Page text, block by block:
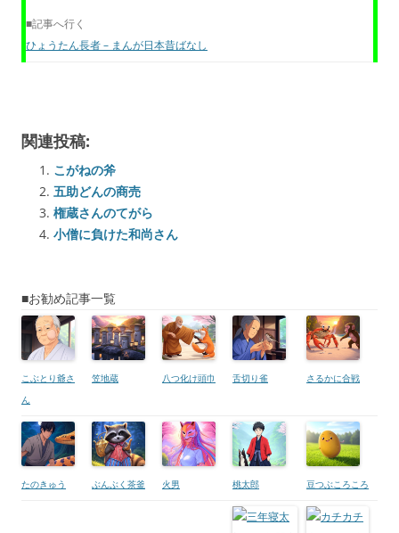
■記事へ行く
ひょうたん長者 – まんが日本昔ばなし
関連投稿:
こがねの斧
五助どんの商売
権蔵さんのてがら
小僧に負けた和尚さん
■お勧め記事一覧
こぶとり爺さ
ん
笠地蔵 八つ化け頭巾 舌切り雀 さるかに合戦
たのきゅう ぶんぶく茶釜 火男 桃太郎 豆つぶころころ